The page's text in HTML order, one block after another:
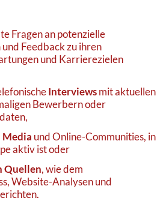
Fragen an potenzielle
Feedback zu ihren
und Karrierezielen
Interviewsmit aktuellen
Bewerbern oder
Media und Online-Communities, in
aktiv ist oder
Quellen, wie dem
Website-Analysen und